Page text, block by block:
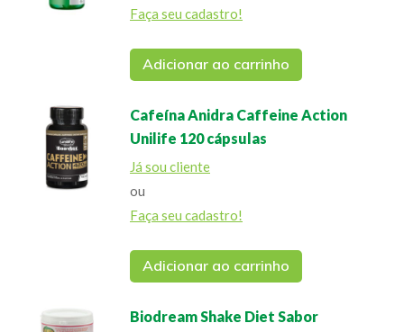
Faça seu cadastro!
Adicionar ao carrinho
Cafeína Anidra Caffeine Action
Unilife 120 cápsulas
Já sou cliente
ou
Faça seu cadastro!
Adicionar ao carrinho
Biodream Shake Diet Sabor